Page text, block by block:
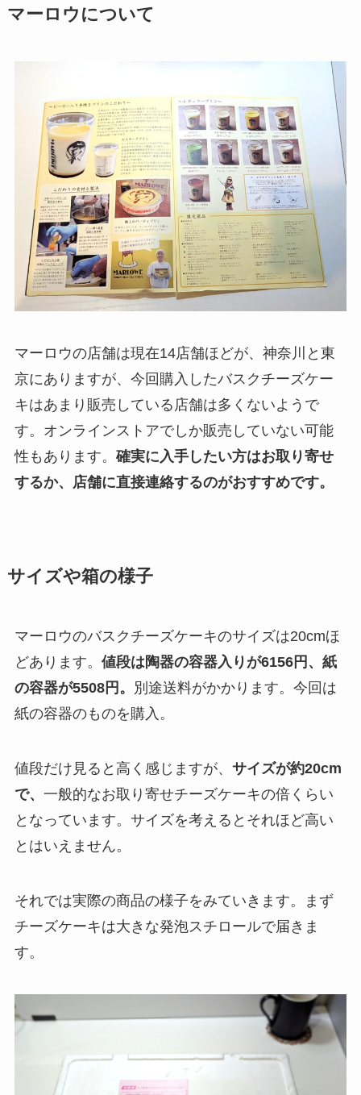
マーロウについて
マーロウの店舗は現在14店舗ほどが、神奈川と東
京にありますが、今回購入したバスクチーズケー
キはあまり販売している店舗は多くないようで
す。オンラインストアでしか販売していない可能
性もあります。 確実に入手したい方はお取り寄せ
するか、店舗に直接連絡するのがおすすめです。
サイズや箱の様子
マーロウのバスクチーズケーキのサイズは20cmほ
どあります。 値段は陶器の容器入りが6156円、紙
の容器が5508円。
別途送料がかかります。今回は
紙の容器のものを購入。
値段だけ見ると高く感じますが、 サイズが約20cm
で、 一般的なお取り寄せチーズケーキの倍くらい
となっています。サイズを考えるとそれほど高い
とはいえません。
それでは実際の商品の様子をみていきます。まず
チーズケーキは大きな発泡スチロールで届きま
す。